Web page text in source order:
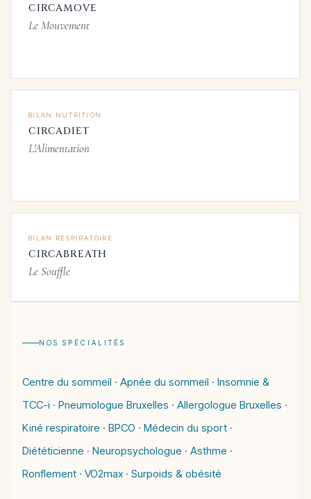
CIRCAMOVE
Le Mouvement
BILAN NUTRITION
CIRCADIET
L'Alimentation
BILAN RESPIRATOIRE
CIRCABREATH
Le Souffle
NOS SPÉCIALITÉS
Centre du sommeil · Apnée du sommeil · Insomnie &
TCC-i · Pneumologue Bruxelles · Allergologue Bruxelles ·
Kiné respiratoire · BPCO · Médecin du sport ·
Diététicienne · Neuropsychologue · Asthme ·
Ronflement · VO2max · Surpoids & obésité